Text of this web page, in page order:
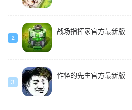
2
战场指挥家官方最新版
3
作怪的先生官方最新版